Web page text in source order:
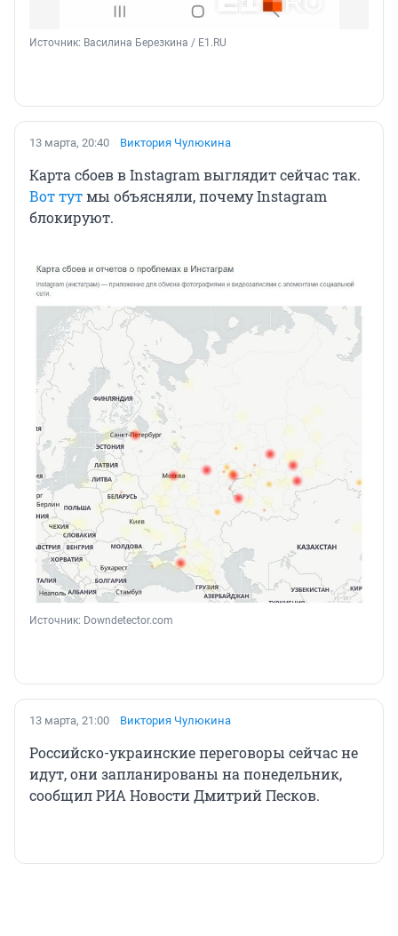
Источник: Василина Березкина / Е1.RU
13 марта, 20:40 Виктория Чулюкина
Карта сбоев в Instagram выглядит сейчас так.
Вот тутмы объясняли, почему Instagram
блокируют.
Источник: Downdetector.com
13 марта, 21:00 Виктория Чулюкина
Российско-украинские переговоры сейчас не
идут, они запланированы на понедельник,
сообщил РИА Новости Дмитрий Песков.